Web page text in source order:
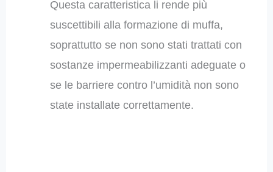
Questa caratteristica li rende più
suscettibili alla formazione di muffa,
soprattutto se non sono stati trattati con
sostanze impermeabilizzanti adeguate o
se le barriere contro l’umidità non sono
state installate correttamente.